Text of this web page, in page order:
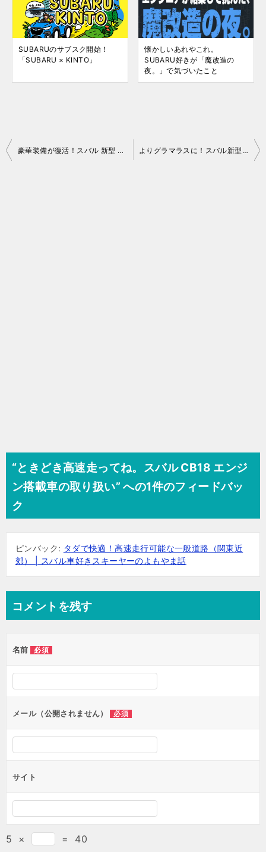
SUBARUのサブスク開始！
「SUBARU × KINTO」
懐かしいあれやこれ。
SUBARU好きが「魔改造の
夜。」で気づいたこと
投
豪華装備が復活！スバル 新型 レガシィ アウトバック（BT 型）情報！！ よりグラマラスに！スバル新型 BRZ（ZD 型） 実車チェック
“ときどき高速走ってね。スバル CB18 エンジ
ン搭載車の取り扱い” への1件のフィードバッ
ク
ピンバック: タダで快適！高速走行可能な一般道路（関東近
郊） | スバル車好きスキーヤーのよもやま話
コメントを残す
名前 必須
メール（公開されません） 必須
サイト
5 × = 40